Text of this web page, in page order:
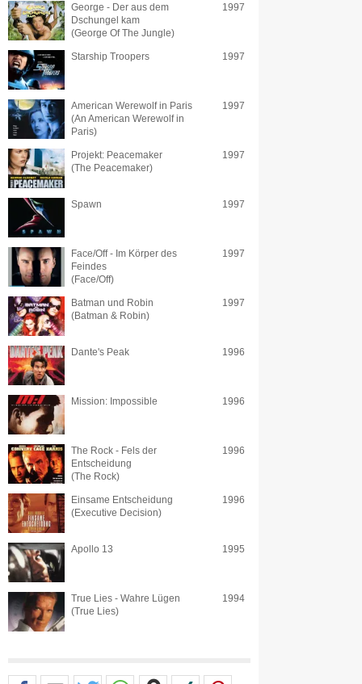
George - Der aus dem
Dschungel kam
(George Of The Jungle)
1997
Starship Troopers 1997
American Werewolf in Paris
(An American Werewolf in
Paris)
1997
Projekt: Peacemaker
(The Peacemaker)
1997
Spawn 1997
Face/Off - Im Körper des
Feindes
(Face/Off)
1997
Batman und Robin
(Batman & Robin)
1997
Dante's Peak 1996
Mission: Impossible 1996
The Rock - Fels der
Entscheidung
(The Rock)
1996
Einsame Entscheidung
(Executive Decision)
1996
Apollo 13 1995
True Lies - Wahre Lügen
(True Lies)
1994